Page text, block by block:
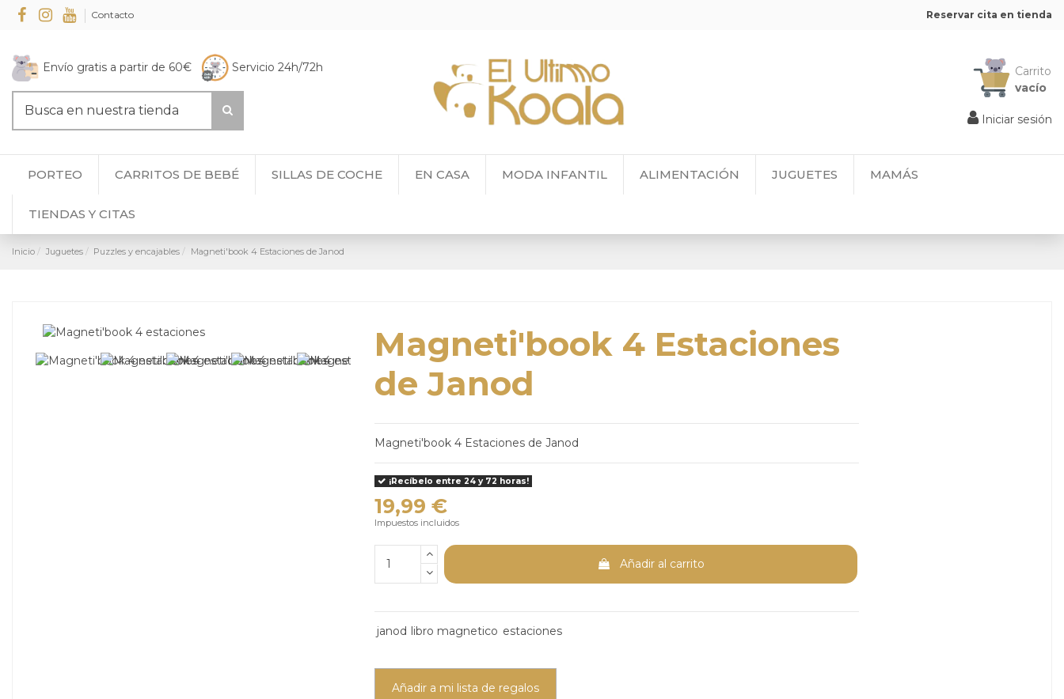
Contacto Reservar cita en tienda
Envío gratis a partir de 60€ Servicio 24h/72h
Carrito
vacío
Iniciar sesión
PORTEO CARRITOS DE BEBÉ SILLAS DE COCHE EN CASA MODA INFANTIL ALIMENTACIÓN JUGUETES MAMÁS
TIENDAS Y CITAS
Inicio Juguetes Puzzles y encajables Magneti'book 4 Estaciones de Janod
Magneti'book 4 Estaciones
de Janod
Magneti'book 4 Estaciones de Janod
¡Recíbelo entre 24 y 72 horas!
19,99 €
Impuestos incluidos
Añadir al carrito
janod libro magnetico estaciones
Añadir a mi lista de regalos